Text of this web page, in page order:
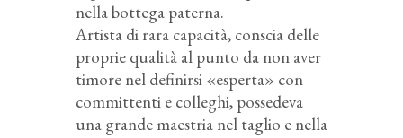
nella bottega paterna.
Artista di rara capacità, conscia delle
proprie qualità al punto da non aver
timore nel definirsi «esperta» con
committenti e colleghi, possedeva
una grande maestria nel taglio e nella